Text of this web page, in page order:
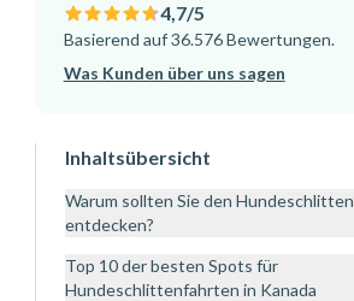
4,7/5
Basierend auf 36.576 Bewertungen.
Was Kunden über uns sagen
Inhaltsübersicht
Warum sollten Sie den Hundeschlitten
entdecken?
Top 10 der besten Spots für
Hundeschlittenfahrten in Kanada